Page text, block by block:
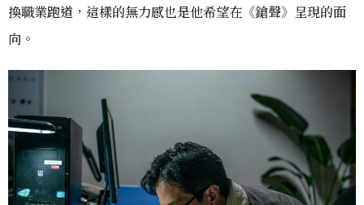
換職業跑道，這樣的無力感也是他希望在《鎗聲》呈現的面
向。